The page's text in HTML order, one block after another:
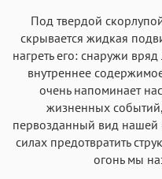
Под твердой
скрывается жидкая
нагреть его: снаружи
внутреннее
очень напоминает
жизненных
первозданный вид
силах предотвратить
огонь мы